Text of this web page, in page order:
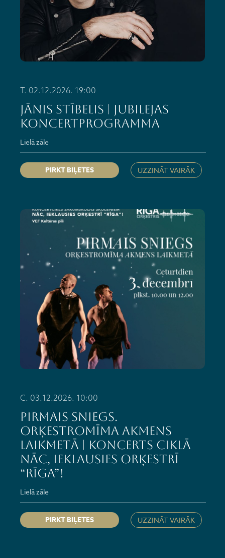
T. 02.12.2026. 19:00
Jānis Stībelis | Jubilejas
koncertprogramma
Lielā zāle
PIRKT BIĻETES UZZINĀT VAIRĀK
C. 03.12.2026. 10:00
PIRMAIS SNIEGS.
ORĶESTROMĪMA AKMENS
LAIKMETĀ | Koncerts ciklā
NĀC, IEKLAUSIES ORĶESTRĪ
“RĪGA”!
Lielā zāle
PIRKT BIĻETES UZZINĀT VAIRĀK